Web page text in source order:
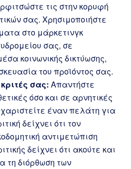
τις στην κορυφή
σας. Χρησιμοποιήστε
στο μάρκετινγκ
σας, σε
κοινωνικής δικτύωσης,
του προϊόντος σας.
σας: Απαντήστε
όσο και σε αρνητικές
έναν πελάτη για
δείχνει ότι τον
αντιμετώπιση
δείχνει ότι ακούτε και
τη διόρθωση των